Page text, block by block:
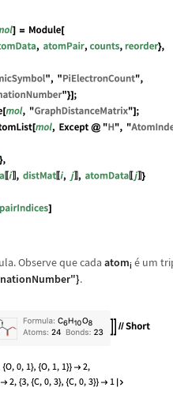
Observe que cada atomi é um
.